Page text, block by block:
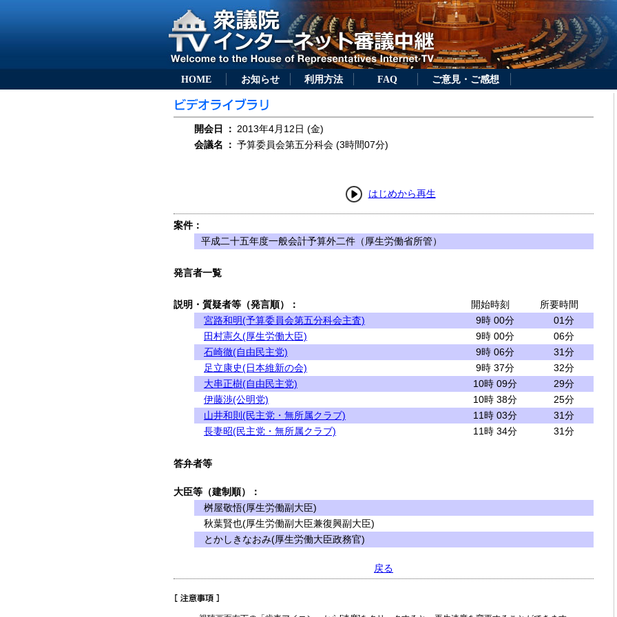
HOME お知らせ 利用方法 FAQ ご意見・ご感想
開会日 ： 2013年4月12日 (金)
会議名
： 予算委員会第五分科会 (3時間07分)
はじめから再生
案件：
平成二十五年度一般会計予算外二件（厚生労働省所管）
発言者一覧
説明・質疑者等（発言順）： 開始時刻
所要時間
宮路和明(予算委員会第五分科会主査)
9時 00分
01分
田村憲久(厚生労働大臣)
9時 00分
06分
石崎徹(自由民主党)
9時 06分
31分
足立康史(日本維新の会)
9時 37分
32分
大串正樹(自由民主党)
10時 09分
29分
伊藤渉(公明党)
10時 38分
25分
山井和則(民主党・無所属クラブ)
11時 03分
31分
長妻昭(民主党・無所属クラブ)
11時 34分 31分
答弁者等
大臣等（建制順）：
桝屋敬悟(厚生労働副大臣)
秋葉賢也(厚生労働副大臣兼復興副大臣)
とかしきなおみ(厚生労働大臣政務官)
戻る